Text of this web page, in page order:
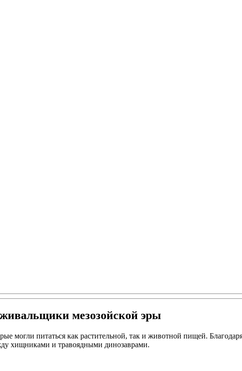
мезозойской эры
могли питаться как растительной, так и животной пищей.
хищниками и травоядными динозаврами.